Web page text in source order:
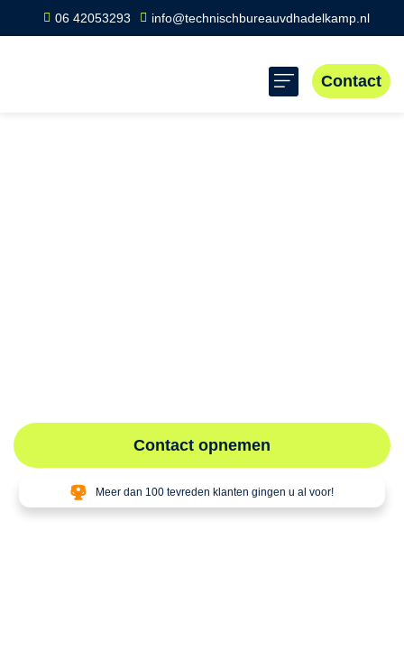
06 42053293 info@technischbureauvdhadelkamp.nl
Contact
Contact opnemen
Meer dan 100 tevreden klanten gingen u al voor!